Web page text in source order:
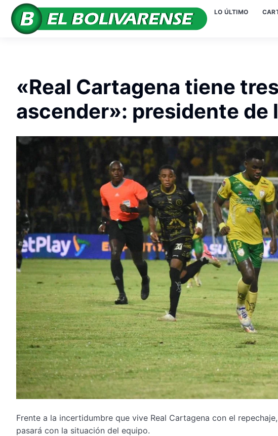
LO ÚLTIMO
«Real Cartagena tiene
ascender»: presidente de
Frente a la incertidumbre que vive Real Cartagena con el
pasará con la situación del equipo.